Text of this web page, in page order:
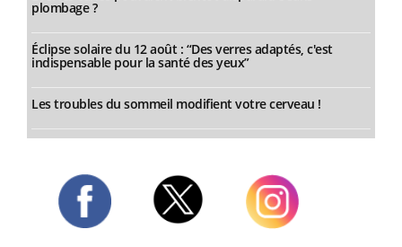
plombage ?
Éclipse solaire du 12 août : “Des verres adaptés, c'est
indispensable pour la santé des yeux”
Les troubles du sommeil modifient votre cerveau !